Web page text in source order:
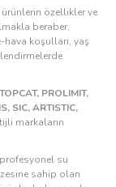
özellikler ve
beraber,
koşulları, yaş
PROLIMIT,
SIC, ARTISTIC,
markaların
su
sahip olan